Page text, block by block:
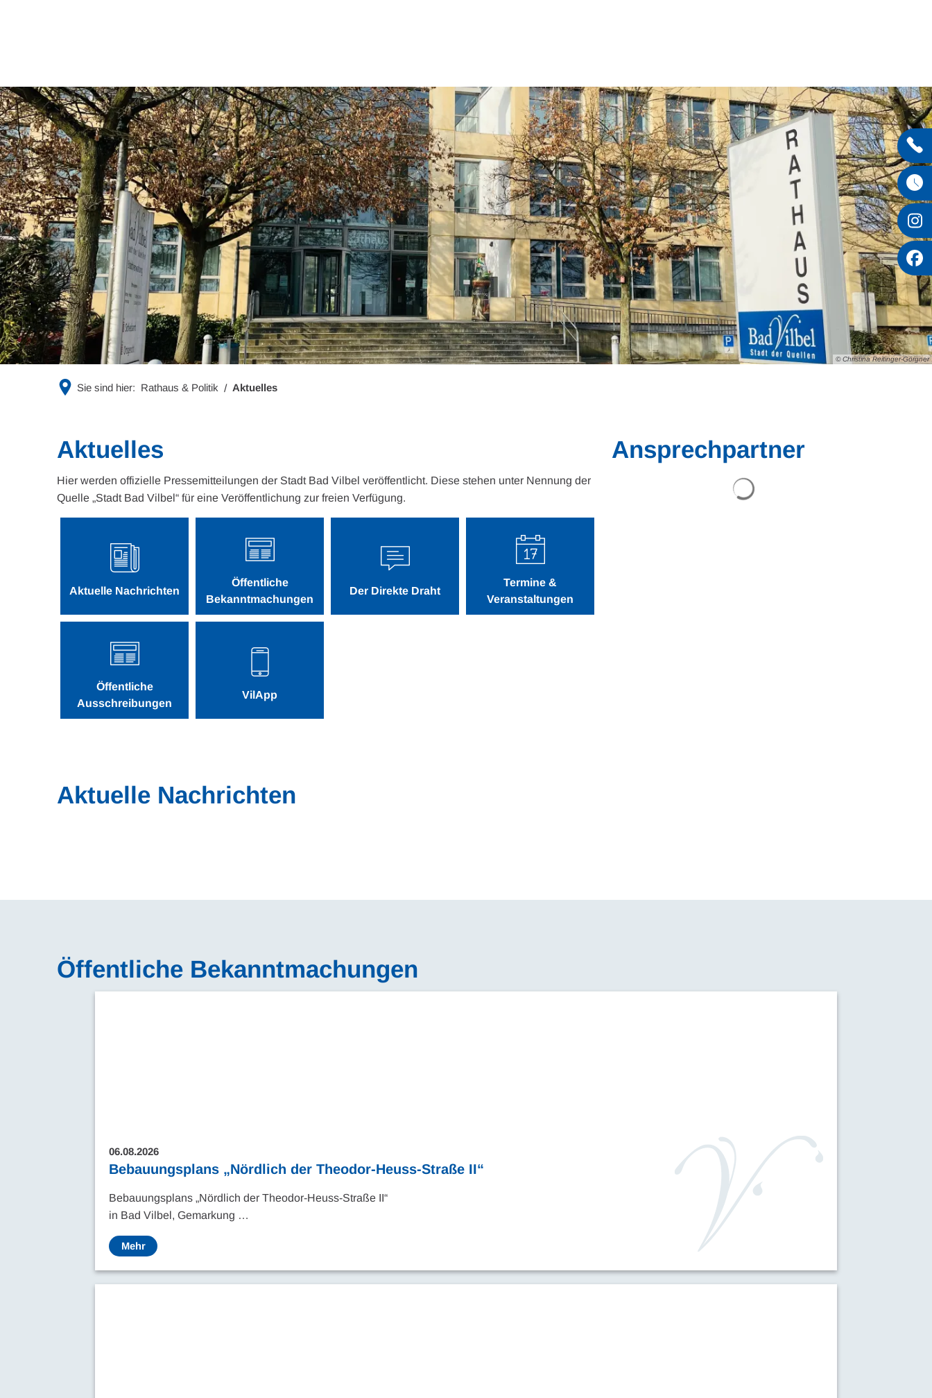
© Christina Reitinger-Görgner
Sie sind hier: Rathaus & Politik Aktuelles
Aktuelles
Hier werden offizielle Pressemitteilungen der Stadt Bad Vilbel veröffentlicht. Diese stehen unter Nennung der
Quelle „Stadt Bad Vilbel“ für eine Veröffentlichung zur freien Verfügung.
Aktuelle Nachrichten
Öffentliche
Bekanntmachungen
Der Direkte Draht
Termine &
Veranstaltungen
Öffentliche
Ausschreibungen
VilApp
Ansprechpartner
Aktuelle Nachrichten
Öffentliche Bekanntmachungen
06.08.2026
Bebauungsplans „Nördlich der Theodor-Heuss-Straße II“
Bebauungsplans „Nördlich der Theodor-Heuss-Straße II“
in Bad Vilbel, Gemarkung …
Mehr